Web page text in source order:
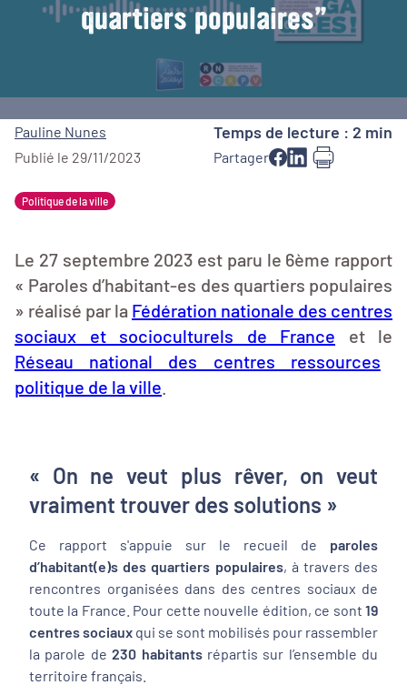
quartiers populaires”
Pauline Nunes
Publié le 29/11/2023
Temps de lecture : 2 min
Partager
Politique de la ville
Le 27 septembre 2023 est paru le 6ème rapport
« Paroles d’habitant-es des quartiers populaires
» réalisé par la Fédération nationale des centres
sociaux et socioculturels de France et le
Réseau national des centres ressources
politique de la ville
« On ne veut plus rêver, on veut
vraiment trouver des solutions »
Ce rapport s'appuie sur le recueil de paroles
d’habitant(e)s des quartiers populaires, à travers des
rencontres organisées dans des centres sociaux de
toute la France. Pour cette nouvelle édition, ce sont 19
centres sociaux qui se sont mobilisés pour rassembler
la parole de230 habitantsrépartis sur l’ensemble du
territoire français.